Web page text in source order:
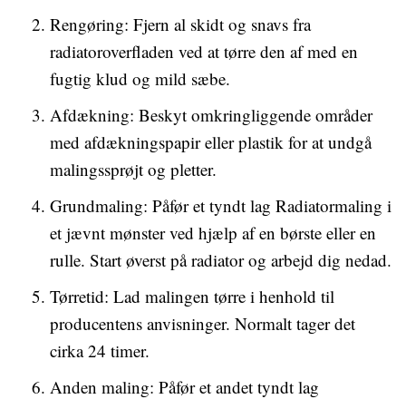
Rengøring: Fjern al skidt og snavs fra
radiatoroverfladen ved at tørre den af med en
fugtig klud og mild sæbe.
Afdækning: Beskyt omkringliggende områder
med afdækningspapir eller plastik for at undgå
malingssprøjt og pletter.
Grundmaling: Påfør et tyndt lag Radiatormaling i
et jævnt mønster ved hjælp af en børste eller en
rulle. Start øverst på radiator og arbejd dig nedad.
Tørretid: Lad malingen tørre i henhold til
producentens anvisninger. Normalt tager det
cirka 24 timer.
Anden maling: Påfør et andet tyndt lag